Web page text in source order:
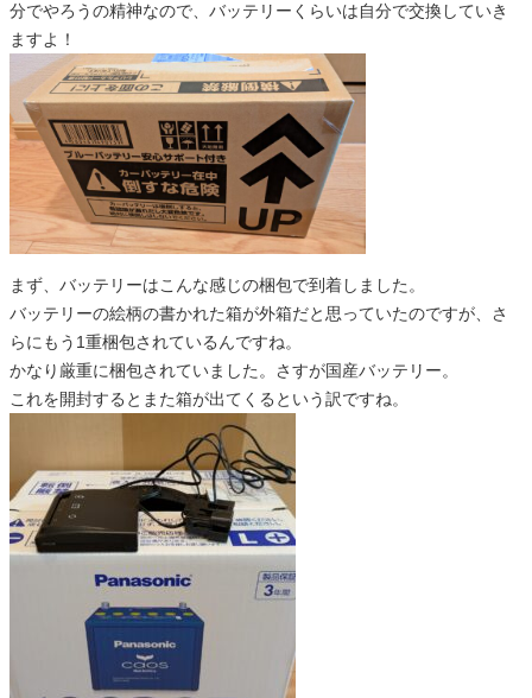
分でやろうの精神なので、バッテリーくらいは自分で交換していき
ますよ！
まず、バッテリーはこんな感じの梱包で到着しました。
バッテリーの絵柄の書かれた箱が外箱だと思っていたのですが、さ
らにもう1重梱包されているんですね。
かなり厳重に梱包されていました。さすが国産バッテリー。
これを開封するとまた箱が出てくるという訳ですね。